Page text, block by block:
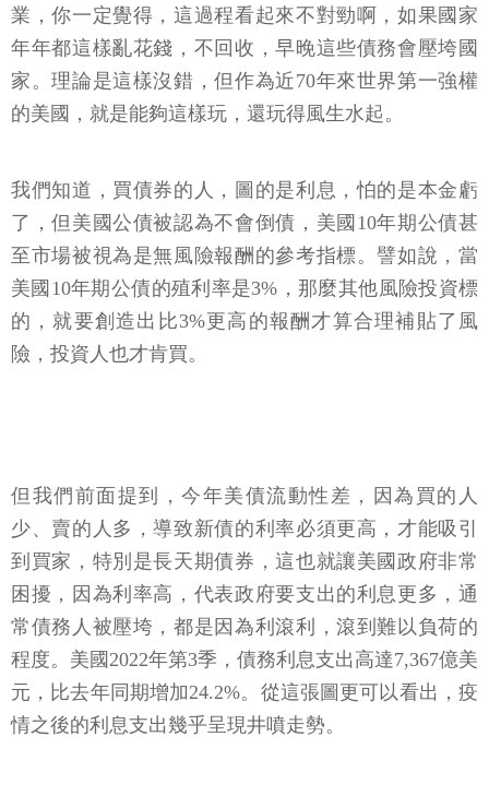
業，你一定覺得，這過程看起來不對勁啊，如果國家
年年都這樣亂花錢，不回收，早晚這些債務會壓垮國
家。理論是這樣沒錯，但作為近70年來世界第一強權
的美國，就是能夠這樣玩，還玩得風生水起。
我們知道，買債券的人，圖的是利息，怕的是本金虧
了，但美國公債被認為不會倒債，美國10年期公債甚
至市場被視為是無風險報酬的參考指標。譬如說，當
美國10年期公債的殖利率是3%，那麼其他風險投資標
的，就要創造出比3%更高的報酬才算合理補貼了風
險，投資人也才肯買。
但我們前面提到，今年美債流動性差，因為買的人
少、賣的人多，導致新債的利率必須更高，才能吸引
到買家，特別是長天期債券，這也就讓美國政府非常
困擾，因為利率高，代表政府要支出的利息更多，通
常債務人被壓垮，都是因為利滾利，滾到難以負荷的
程度。美國2022年第3季，債務利息支出高達7,367億美
元，比去年同期增加24.2%。從這張圖更可以看出，疫
情之後的利息支出幾乎呈現井噴走勢。